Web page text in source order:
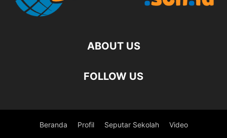
ABOUT US
FOLLOW US
Beranda Profil Seputar Sekolah Video